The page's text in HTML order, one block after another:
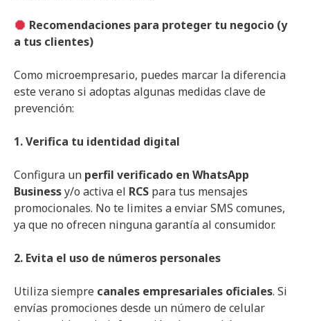
Recomendaciones para proteger tu negocio (y
a tus clientes)
Como microempresario, puedes marcar la diferencia
este verano si adoptas algunas medidas clave de
prevención:
1. Verifica tu identidad digital
Configura un perfil verificado en WhatsApp
Businessy/o activa el RCS para tus mensajes
promocionales. No te limites a enviar SMS comunes,
ya que no ofrecen ninguna garantía al consumidor.
2. Evita el uso de números personales
Utiliza siempre canales empresariales oficiales. Si
envías promociones desde un número de celular